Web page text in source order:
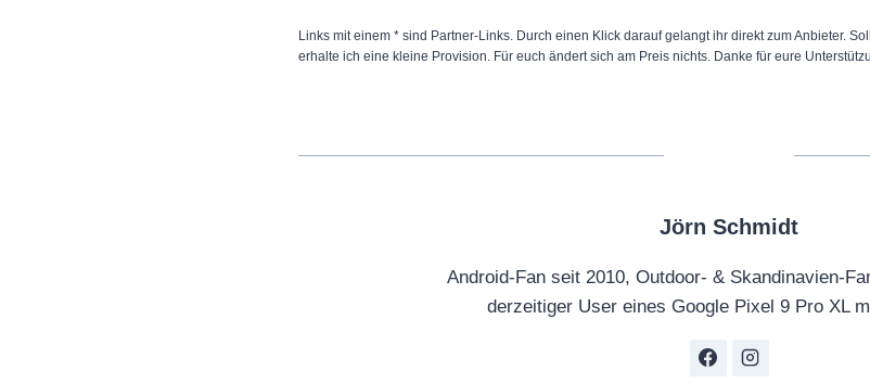
Links mit einem * sind Partner-Links. Durch einen Klick darauf gelangt ihr direkt zum Anbieter.
erhalte ich eine kleine Provision. Für euch ändert sich am Preis nichts. Danke für eure
Jörn Schmidt
Android-Fan seit 2010, Outdoor- & Skandinavien-
derzeitiger User eines Google Pixel 9 Pro XL